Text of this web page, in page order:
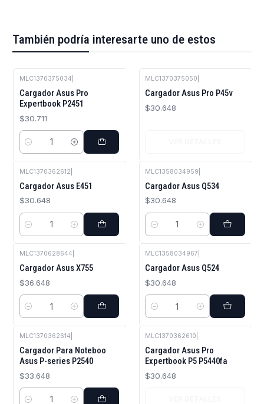
También podría interesarte uno de estos
MLC1370375034
Cargador Asus Pro
Expertbook P2451
$30.711
Cantidad
MLC1370375050
Cargador Asus Pro P45v
$30.648
MLC1370362612
Cargador Asus E451
$30.648
Cantidad
MLC1358034959
Cargador Asus Q534
$30.648
Cantidad
MLC1370628644
Cargador Asus X755
$36.648
Cantidad
MLC1358034967
Cargador Asus Q524
$30.648
Cantidad
MLC1370362614
Cargador Para Noteboo
Asus P-series P2540
$33.648
MLC1370362610
Cargador Asus Pro
Expertbook P5 P5440fa
$30.648